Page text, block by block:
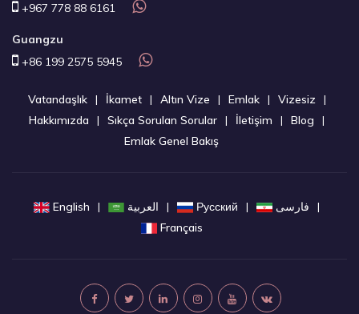
+967 778 88 6161
Guangzu
+86 199 2575 5945
Vatandaşlık İkamet Altın Vize Emlak
Vizesiz
Hakkımızda
Sıkça Sorulan Sorular İletişim
Blog
Emlak Genel Bakış
English العربية Русский
فارسی
Français